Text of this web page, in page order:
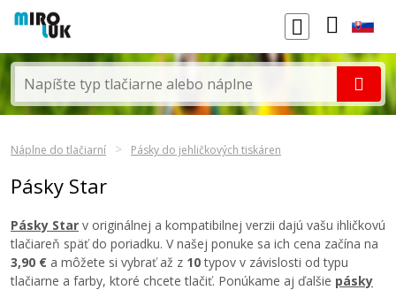
Náplne do tlačiarní Pásky do jehličkových tiskáren
Pásky Star
Pásky Star v originálnej a kompatibilnej verzii dajú vašu ihličkovú
tlačiareň späť do poriadku. V našej ponuke sa ich cena začína na
3,90 € a môžete si vybrať až z 10typov v závislosti od typu
tlačiarne a farby, ktoré chcete tlačiť. Ponúkame aj ďalšie pásky